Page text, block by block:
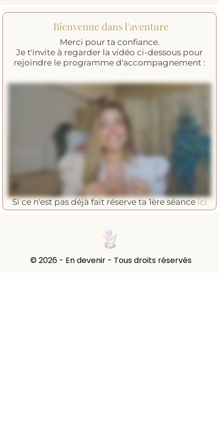
Bienvenue dans l'aventure
Merci pour ta confiance.
Je t'invite à regarder la vidéo ci-dessous pour
rejoindre le programme d'accompagnement :
Si ce n'est pas déjà fait réserve ta 1ère séanceici
© 2026 - En devenir - Tous droits réservés